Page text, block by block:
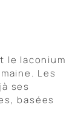
le laconium
Les
ses
basées